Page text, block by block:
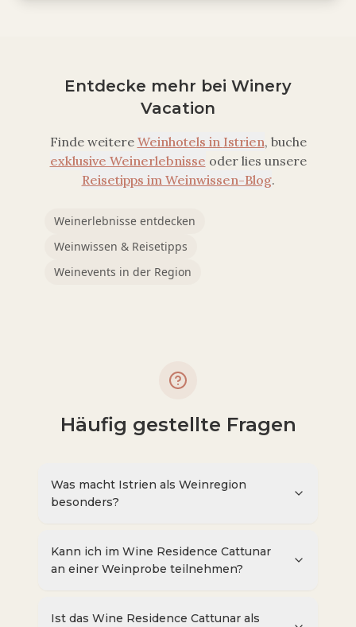
Entdecke mehr bei Winery
Vacation
Finde weitere Weinhotels in Istrien, buche
exklusive Weinerlebnisse oder lies unsere
Reisetipps im Weinwissen-Blog.
Weinerlebnisse entdecken
Weinwissen & Reisetipps
Weinevents in der Region
Häufig gestellte Fragen
Was macht Istrien als Weinregion
besonders?
Kann ich im Wine Residence Cattunar
an einer Weinprobe teilnehmen?
Ist das Wine Residence Cattunar als